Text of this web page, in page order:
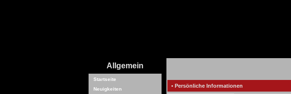
Allgemein
Startseite
Neuigkeiten
• Persönliche Informationen